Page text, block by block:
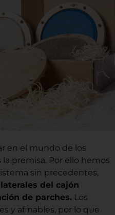
en el mundo de los
premisa. Por ello hemos
sin precedentes,
del cajón
de parches. Los
y afinables, por lo que